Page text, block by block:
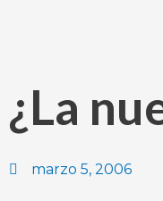
¿La
marzo 5, 2006